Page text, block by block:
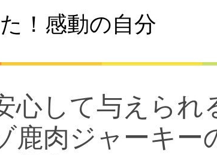
！感動の自分
心して与えられ
鹿肉ジャーキー